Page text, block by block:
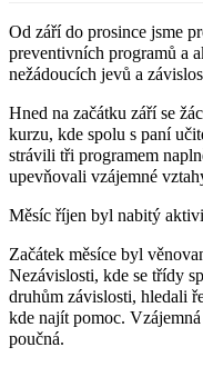
Od září do prosince jsme
preventivních programů a
nežádoucích jevů a
Hned na začátku září se
kurzu, kde spolu s paní
strávili tři programem
upevňovali vzájemné
Měsíc říjen byl nabitý
Začátek měsíce byl
Nezávislosti, kde se třídy
druhům závislosti, hledali
kde najít pomoc.
poučná.